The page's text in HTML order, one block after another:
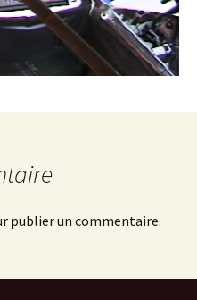
publier un commentaire.